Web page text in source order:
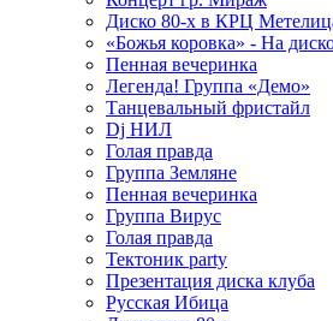
Диско 80-х в КРЦ
«Божья коровка» - На
Пенная вечеринка
Легенда! Группа «Демо»
Танцевальный фристайл
Dj НИЛ
Голая правда
Группа Земляне
Пенная вечеринка
Группа Вирус
Голая правда
Тектоник party
Презентация диска клуба
Русская Ибица